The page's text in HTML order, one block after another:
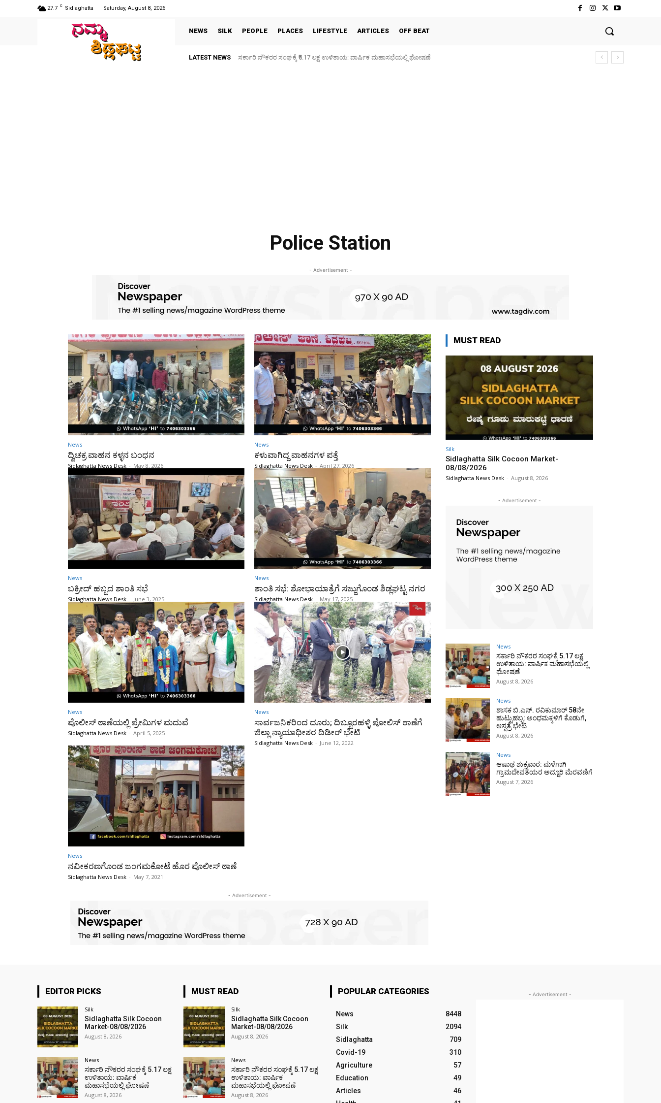
27.7 C Sidlaghatta Saturday, August 8, 2026
NEWS SILK PEOPLE PLACES LIFESTYLE ARTICLES OFF BEAT
LATEST NEWS ಸರ್ಕಾರಿ ನೌಕರರ ಸಂಘಕ್ಕೆ ₹5.17 ಲಕ್ಷ ಉಳಿತಾಯ: ವಾರ್ಷಿಕ ಮಹಾಸಭೆಯಲ್ಲಿ ಘೋಷಣೆ
Police Station
- Advertisement -
News
ದ್ವಿಚಕ್ರ ವಾಹನ ಕಳ್ಳನ ಬಂಧನ
Sidlaghatta News Desk - May 8, 2026
News
ಕಳುವಾಗಿದ್ದ ವಾಹನಗಳ ಪತ್ತೆ
Sidlaghatta News Desk - April 27, 2026
News
ಬಕ್ರೀದ್ ಹಬ್ಬದ ಶಾಂತಿ ಸಭೆ
Sidlaghatta News Desk - June 3, 2025
News
ಶಾಂತಿ ಸಭೆ: ಶೋಭಾಯಾತ್ರೆಗೆ ಸಜ್ಜುಗೊಂಡ ಶಿಡ್ಲಘಟ್ಟ ನಗರ
Sidlaghatta News Desk - May 17, 2025
News
ಪೊಲೀಸ್ ಠಾಣೆಯಲ್ಲಿ ಪ್ರೇಮಿಗಳ ಮದುವೆ
Sidlaghatta News Desk - April 5, 2025
News
ಸಾರ್ವಜನಿಕರಿಂದ ದೂರು; ದಿಬ್ಬೂರಹಳ್ಳಿ ಪೋಲಿಸ್ ಠಾಣೆಗೆ
ಜಿಲ್ಲಾ ನ್ಯಾಯಾಧೀಶರ ದಿಡೀರ್ ಭೇಟಿ
Sidlaghatta News Desk - June 12, 2022
News
ನವೀಕರಣಗೊಂಡ ಜಂಗಮಕೋಟೆ ಹೊರ ಪೊಲೀಸ್ ಠಾಣೆ
Sidlaghatta News Desk - May 7, 2021
- Advertisement -
MUST READ
Silk
Sidlaghatta Silk Cocoon Market-
08/08/2026
Sidlaghatta News Desk - August 8, 2026
- Advertisement -
News
ಸರ್ಕಾರಿ ನೌಕರರ ಸಂಘಕ್ಕೆ ₹5.17 ಲಕ್ಷ
ಉಳಿತಾಯ: ವಾರ್ಷಿಕ ಮಹಾಸಭೆಯಲ್ಲಿ
ಘೋಷಣೆ
August 8, 2026
News
ಶಾಸಕ ಬಿ.ಎನ್. ರವಿಕುಮಾರ್ 58ನೇ
ಹುಟ್ಟುಹಬ್ಬ: ಅಂಧಮಕ್ಕಳಿಗೆ ಕೊಡುಗೆ,
ಆಸ್ಪತ್ರೆ ಭೇಟಿ
August 8, 2026
News
ಆಷಾಢ ಶುಕ್ರವಾರ: ಮಳೆಗಾಗಿ
ಗ್ರಾಮದೇವತೆಯರ ಅದ್ದೂರಿ ಮೆರವಣಿಗೆ
August 7, 2026
EDITOR PICKS
Silk
Sidlaghatta Silk Cocoon
Market-08/08/2026
August 8, 2026
News
ಸರ್ಕಾರಿ ನೌಕರರ ಸಂಘಕ್ಕೆ ₹5.17 ಲಕ್ಷ
ಉಳಿತಾಯ: ವಾರ್ಷಿಕ
ಮಹಾಸಭೆಯಲ್ಲಿ ಘೋಷಣೆ
August 8, 2026
MUST READ
Silk
Sidlaghatta Silk Cocoon
Market-08/08/2026
August 8, 2026
News
ಸರ್ಕಾರಿ ನೌಕರರ ಸಂಘಕ್ಕೆ ₹5.17 ಲಕ್ಷ
ಉಳಿತಾಯ: ವಾರ್ಷಿಕ
ಮಹಾಸಭೆಯಲ್ಲಿ ಘೋಷಣೆ
August 8, 2026
POPULAR CATEGORIES
News
8448
Silk
2094
Sidlaghatta
709
Covid-19
310
Agriculture
57
Education
49
Articles
46
- Advertisement -